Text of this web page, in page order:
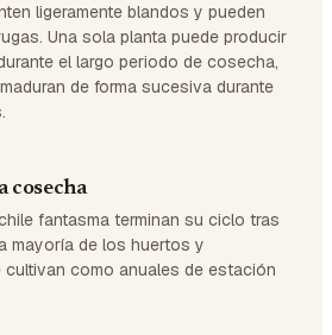
ligeramente blandos y pueden
Una sola planta puede producir
el largo periodo de cosecha,
de forma sucesiva durante
cosecha
fantasma terminan su ciclo tras
mayoría de los huertos y
cultivan como anuales de estación